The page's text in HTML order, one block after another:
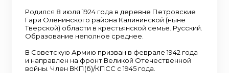
Родился 8 июля 1924 года в деревне Петровские
Гари Оленинского района Калининской (ныне
Тверской) области в крестьянской семье. Русский.
Образование неполное среднее.
В Советскую Армию призван в феврале 1942 года
и направлен на фронт Великой Отечественной
войны. Член ВКП(б)/КПСС с 1945 года.